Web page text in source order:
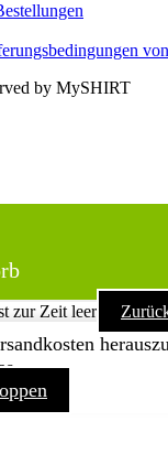
by MySHIRT
zur Zeit leer